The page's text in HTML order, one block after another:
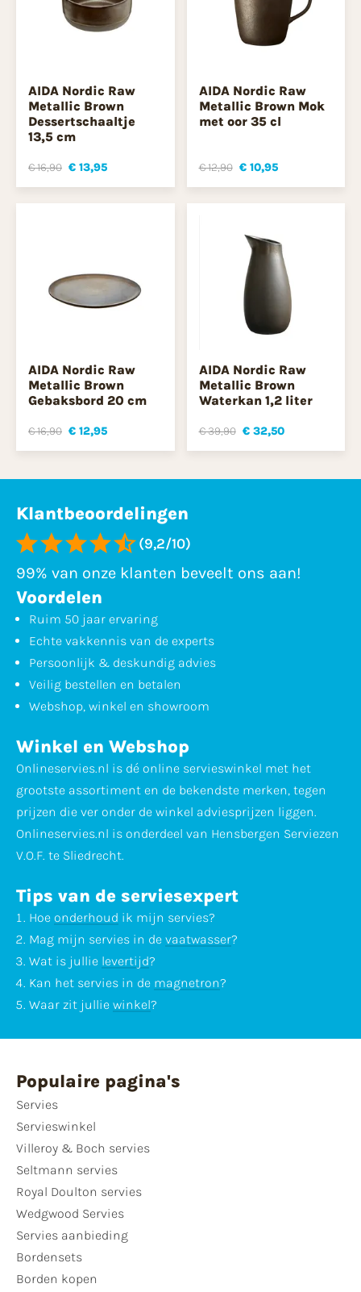
AIDA Nordic Raw
Metallic Brown
Dessertschaaltje
13,5 cm
€ 16,90 € 13,95
AIDA Nordic Raw
Metallic Brown Mok
met oor 35 cl
€ 12,90 € 10,95
AIDA Nordic Raw
Metallic Brown
Gebaksbord 20 cm
€ 16,90 € 12,95
AIDA Nordic Raw
Metallic Brown
Waterkan 1,2 liter
€ 39,90 € 32,50
Klantbeoordelingen
(9,2/10)
99% van onze klanten beveelt ons aan!
Voordelen
Ruim 50 jaar ervaring
Echte vakkennis van de experts
Persoonlijk & deskundig advies
Veilig bestellen en betalen
Webshop, winkel en showroom
Winkel en Webshop
Onlineservies.nl is dé online servieswinkel met het
grootste assortiment en de bekendste merken, tegen
prijzen die ver onder de winkel adviesprijzen liggen.
Onlineservies.nl is onderdeel van Hensbergen Serviezen
V.O.F. te Sliedrecht.
Tips van de serviesexpert
Hoe onderhoud ik mijn servies?
Mag mijn servies in de vaatwasser?
Wat is jullie levertijd?
Kan het servies in de magnetron?
Waar zit jullie winkel?
Populaire pagina's
Servies
Servieswinkel
Villeroy & Boch servies
Seltmann servies
Royal Doulton servies
Wedgwood Servies
Servies aanbieding
Bordensets
Borden kopen